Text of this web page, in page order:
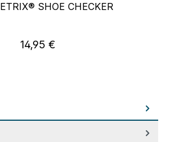
SHOE CHECKER
Regulärer Preis:
14,95 €